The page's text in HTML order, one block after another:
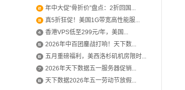
年中大促“骨折价”盘点：2折回国...
真5折狂促！美国1G带宽高性能服...
香港VPS低至299元/年，美国...
2026年中百团鏖战打响！天下数...
五月重磅福利，美西洛杉矶机房限时...
2026年天下数据五一服务器促销...
天下数据2026年五一劳动节放假...